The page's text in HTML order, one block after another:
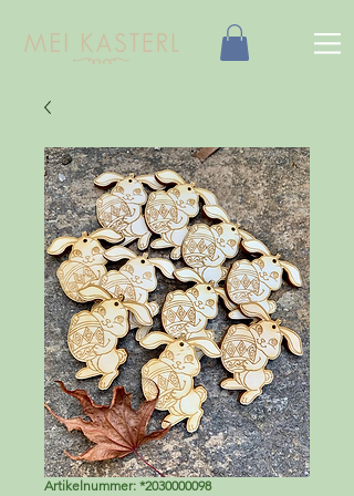
Artikelnummer: *2030000098